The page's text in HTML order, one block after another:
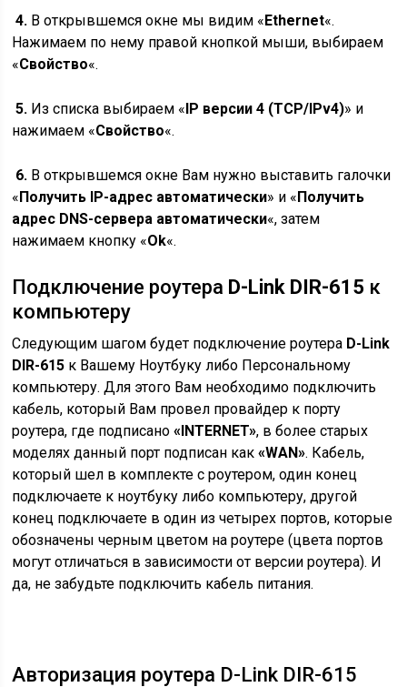
4. В открывшемся окне мы видим «Ethernet«.
Нажимаем по нему правой кнопкой мыши, выбираем
«Свойство«.
5. Из списка выбираем «IP версии 4 (TCP/IPv4)» и
нажимаем «Свойство«.
6. В открывшемся окне Вам нужно выставить галочки
«Получить IP-адрес автоматически» и «Получить
адрес DNS-сервера автоматически«, затем
нажимаем кнопку «Ok«.
Подключение роутера D-Link DIR-615 к
компьютеру
Следующим шагом будет подключение роутера D-Link
DIR-615 к Вашему Ноутбуку либо Персональному
компьютеру. Для этого Вам необходимо подключить
кабель, который Вам провел провайдер к порту
роутера, где подписано«INTERNET», в более старых
моделях данный порт подписан как«WAN». Кабель,
который шел в комплекте с роутером, один конец
подключаете к ноутбуку либо компьютеру, другой
конец подключаете в один из четырех портов, которые
обозначены черным цветом на роутере (цвета портов
могут отличаться в зависимости от версии роутера). И
да, не забудьте подключить кабель питания.
Авторизация роутера D-Link DIR-615